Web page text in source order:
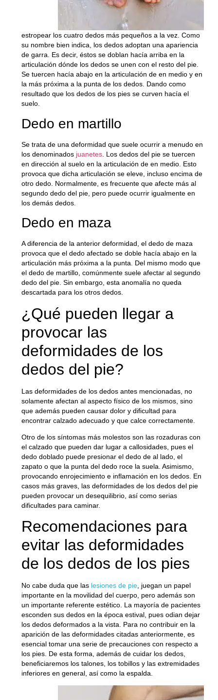
estropear los cuatro dedos más pequeños a la vez. Como
su nombre bien indica, los dedos adoptan una apariencia
de garra. Es decir, éstos se doblan hacía arriba en la
articulación dónde los dedos se unen con el resto del pie.
Se tuercen hacía abajo en la articulación de en medio y en
la más próxima a la punta de los dedos. Dando como
resultado que los dedos de los pies se curven hacía el
suelo.
Dedo en martillo
Se trata de una deformidad que suele ocurrir a menudo en
los denominados juanetes. Los dedos del pie se tuercen
en dirección al suelo en la articulación de en medio. Esto
provoca que dicha articulación se eleve, incluso encima de
otro dedo. Normalmente, es frecuente que afecte más al
segundo dedo del pie, pero puede ocurrir igualmente en
los demás dedos.
Dedo en maza
A diferencia de la anterior deformidad, el dedo de maza
provoca queel dedo afectado se doble hacía abajoen la
articulación más próxima a la punta. Del mismo modo que
el dedo de martillo, comúnmente suele afectar al segundo
dedo del pie. Sin embargo, esta anomalía no queda
descartada para los otros dedos.
¿Qué pueden llegar a
provocar las
deformidades de los
dedos del pie?
Las deformidades de los dedos antes mencionadas, no
solamente afectan al aspecto físicode los mismos, sino
que además pueden causar dolor y dificultad para
encontrar calzado adecuado y que calce correctamente.
Otro de los síntomas más molestos son las rozaduras con
el calzado que pueden dar lugar a callosidades, pues el
dedo doblado puede presionar el dedo de al lado, el
zapato o que la punta del dedo roce la suela. Asimismo,
provocando enrojecimiento e inflamación en los dedos. En
casos más graves, las deformidades de los dedos del pie
pueden provocar un desequilibrio, así como serias
dificultades para caminar.
Recomendaciones para
evitar las deformidades
de los dedos de los pies
No cabe duda que las lesiones de pie, juegan un papel
importante en la movilidad del cuerpo, pero además son
un importante referente estético. La mayoría de pacientes
esconden sus dedos en la época estival, pues odian dejar
los dedos deformados a la vista. Para no contribuir en la
aparición de las deformidadescitadas anteriormente, es
esencial tomar una serie de precauciones con respecto a
los pies. De esta forma, además de cuidar los dedos,
beneficiaremos los talones, los tobillos y las extremidades
inferiores en general, así como la espalda.